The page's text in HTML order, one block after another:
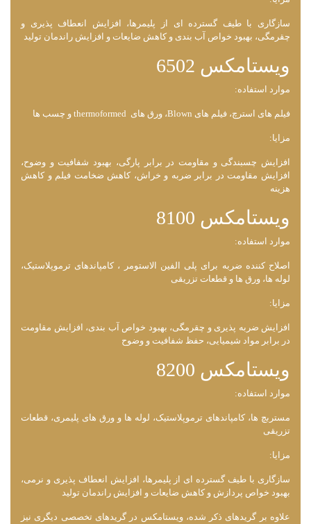
سازگاری با طیف گسترده‌ ای از پلیمرها، افزایش انعطاف ‌پذیری و
چقرمگی، بهبود خواص آب ‌بندی و کاهش ضایعات و افزایش راندمان تولید
ویستامکس 6502
موارد استفاده:
فیلم ‌های استرچ، فیلم ‌های Blown، ورق‌ های thermoformed و چسب‌ ها
مزایا:
افزایش چسبندگی و مقاومت در برابر پارگی، بهبود شفافیت و وضوح،
افزایش مقاومت در برابر ضربه و خراش، کاهش ضخامت فیلم و کاهش
هزینه
ویستامکس 8100
موارد استفاده:
اصلاح کننده ضربه برای پلی الفین‌ الاستومر ، کامپاندهای ترموپلاستیک،
لوله ‌ها، ورق‌ ها و قطعات تزریقی
مزایا:
افزایش ضربه ‌پذیری و چقرمگی، بهبود خواص آب ‌بندی، افزایش مقاومت
در برابر مواد شیمیایی، حفظ شفافیت و وضوح
ویستامکس 8200
موارد استفاده:
مستربچ ‌ها، کامپاندهای ترموپلاستیک، لوله ‌ها و ورق های پلیمری، قطعات
تزریقی
مزایا:
سازگاری با طیف گسترده ‌ای از پلیمرها، افزایش انعطاف‌ پذیری و نرمی،
بهبود خواص پردازش و کاهش ضایعات و افزایش راندمان تولید
علاوه بر گریدهای ذکر شده، ویستامکس در گریدهای تخصصی دیگری نیز